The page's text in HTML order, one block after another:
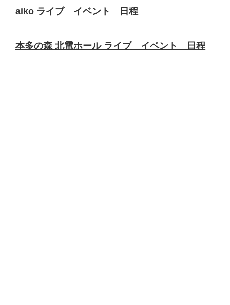
aiko ライブ イベント 日程
本多の森 北電ホール ライブ イベント 日程